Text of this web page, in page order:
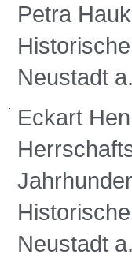
Petra
Neustadt
Eckart
Neustadt